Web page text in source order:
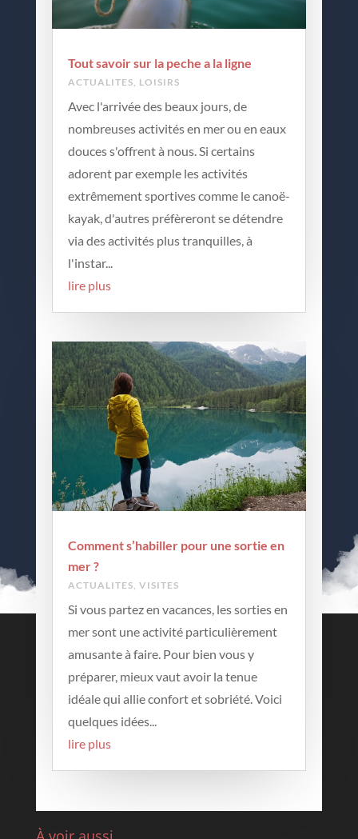
Tout savoir sur la peche a la ligne
ACTUALITES LOISIRS
Avec l'arrivée des beaux jours, de
nombreuses activités en mer ou en eaux
douces s'offrent à nous. Si certains
adorent par exemple les activités
extrêmement sportives comme le canoë-
kayak, d'autres préfèreront se détendre
via des activités plus tranquilles, à
l'instar...
lire plus
Comment s’habiller pour une sortie en
mer ?
ACTUALITES, VISITES
Si vous partez en vacances, les sorties en
mer sont une activité particulièrement
amusante à faire. Pour bien vous y
préparer, mieux vaut avoir la tenue
idéale qui allie confort et sobriété. Voici
quelques idées...
lire plus
Contactez-nous
Contact
Mentions légales